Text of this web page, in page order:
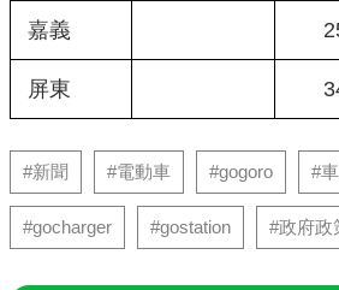
嘉義
屏東
#新聞 #電動車 #gogoro #
#gocharger #gostation #政府政